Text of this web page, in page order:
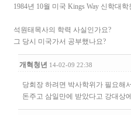
1984년 10월 미국 Kings Way 신학대
석원태목사의 학력 사실인가요?
그 당시 미국가서 공부했나요?
개혁청년 14-02-09 22:38
당회장 하려면 박사학위가 필요해
돈주고 삼일만에 받았다고 강대상